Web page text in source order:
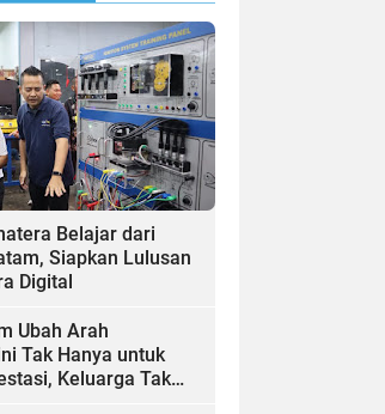
Belajar dari
Siapkan Lulusan
Digital
Ubah Arah
Tak Hanya untuk
Keluarga Tak